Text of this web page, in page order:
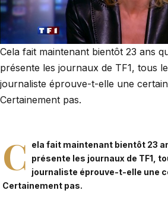
Cela fait maintenant bientôt 23 ans
présente les journaux de TF1, tous
journaliste éprouve-t-elle une
Certainement pas.
C ela fait maintenant bientôt 23
présente les journaux de TF1,
journaliste éprouve-t-elle une
Certainement pas.